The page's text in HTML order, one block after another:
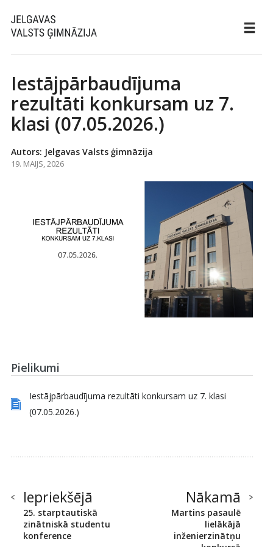
Iestājpārbaudījuma
rezultāti konkursam uz 7.
klasi (07.05.2026.)
Autors: Jelgavas Valsts ģimnāzija
19. MAIJS, 2026
Pielikumi
Iestājpārbaudījuma rezultāti konkursam uz 7. klasi
(07.05.2026.)
Iepriekšējā
25. starptautiskā
zinātniskā studentu
konference
Nākamā
Martins pasaulē
lielākājā
inženierzinātņu